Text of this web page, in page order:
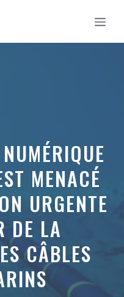
MENACÉ
URGENTE
DE LA
CÂBLES